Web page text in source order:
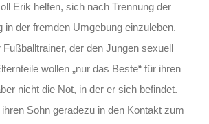
Erik helfen, sich nach Trennung der
in der fremden Umgebung einzuleben.
der den Jungen sexuell
wollen „nur das Beste“ für ihren
nicht die Not, in der er sich befindet.
Sohn geradezu in den Kontakt zum